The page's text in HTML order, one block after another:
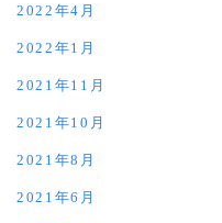
2022年4月
2022年1月
2021年11月
2021年10月
2021年8月
2021年6月